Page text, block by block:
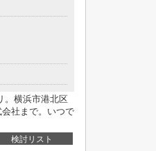
。横浜市港北区
社まで。いつで
検討リスト